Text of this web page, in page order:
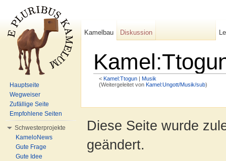
< Kamel:Ttogun‎ | Musik
(Weitergeleitet von Kamel:Ungott/Musik/sub)
Kamelbau Diskussion
Hauptseite
Wegweiser
Zufällige Seite
Empfohlene Seiten
Schwesterprojekte
KameloNews
Gute Frage
Gute Idee
Diese Seite wurde
geändert.